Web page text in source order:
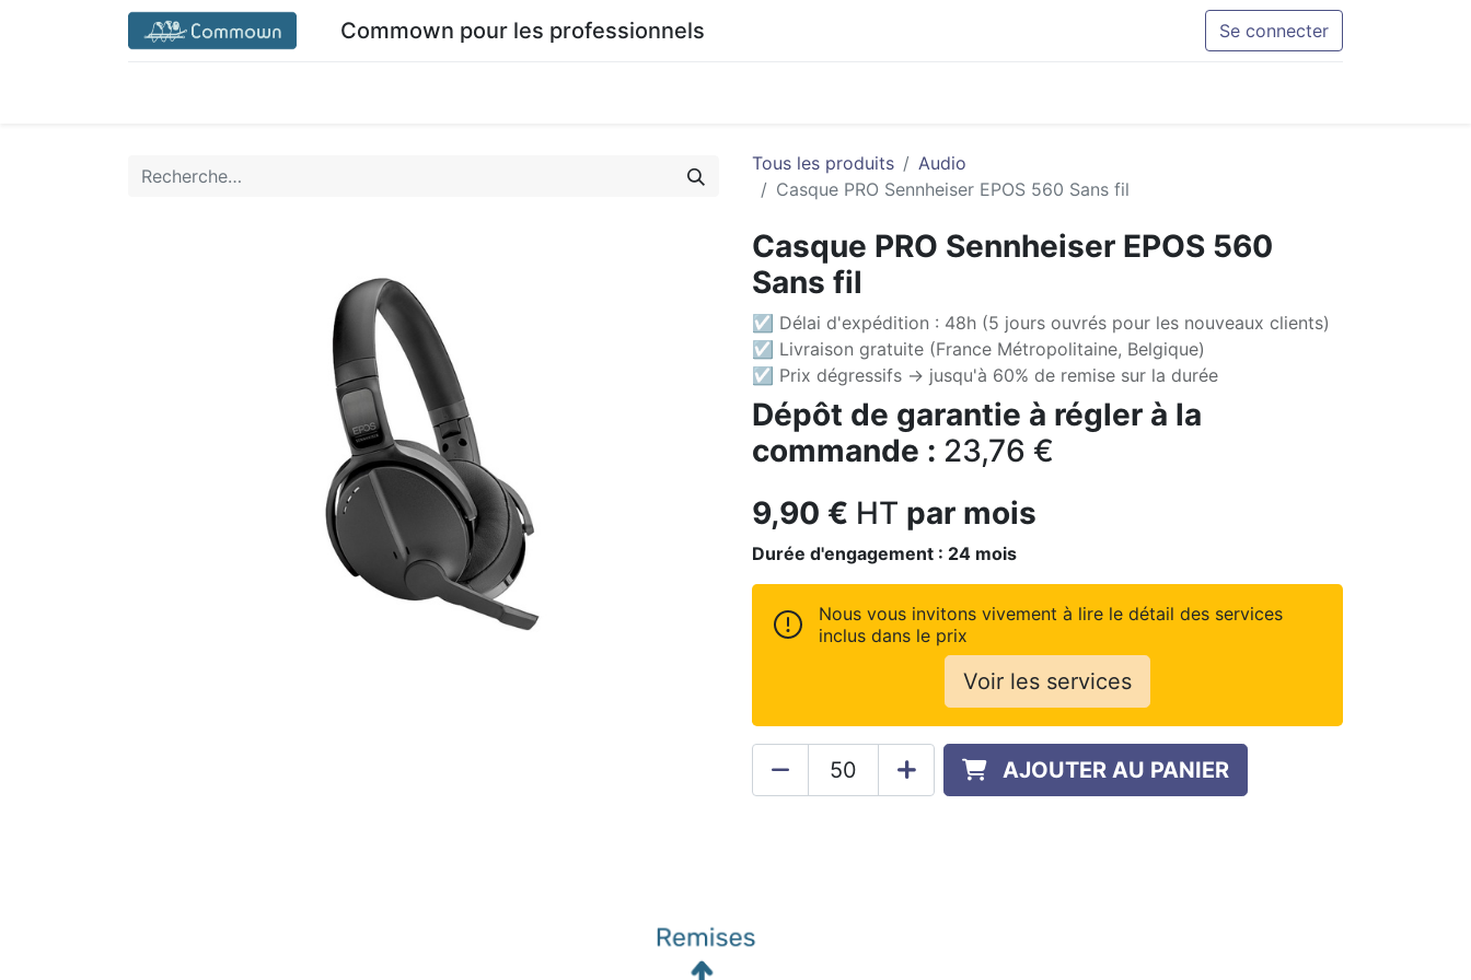
Commown pour les professionnels Se connecter
Tous les produits
Audio
Casque PRO Sennheiser EPOS 560 Sans fil
Casque PRO Sennheiser EPOS 560
Sans fil
☑ Délai d'expédition : 48h (5 jours ouvrés pour les nouveaux clients)
☑ Livraison gratuite (France Métropolitaine, Belgique)
☑ Prix dégressifs -> jusqu'à 60% de remise sur la durée
Dépôt de garantie à régler à la
commande : 23,76 €
9,90 € HT par mois
Durée d'engagement : 24 mois
Nous vous invitons vivement à lire le détail des services
inclus dans le prix
Voir les services
AJOUTER AU PANIER